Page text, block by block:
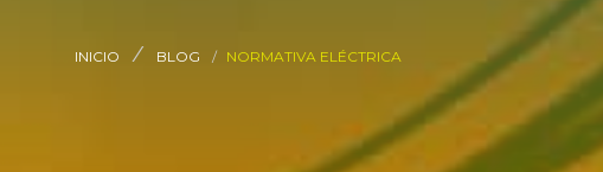
INICIO BLOG NORMATIVA ELÉCTRICA